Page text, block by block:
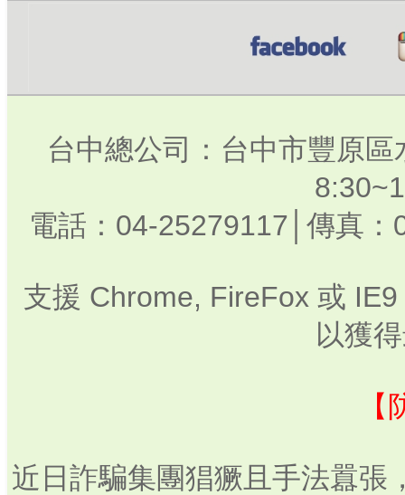
台中總公司：台中市豐原
電話：04-25279117│傳真
支援 Chrome, FireFox 或
以獲
近日詐騙集團猖獗且手法囂張